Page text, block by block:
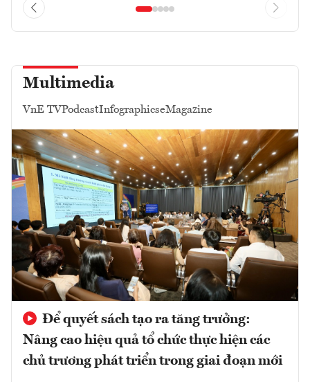
Multimedia
VnE TVPodcastInfographicseMagazine
Để quyết sách tạo ra tăng trưởng:
Nâng cao hiệu quả tổ chức thực hiện các
chủ trương phát triển trong giai đoạn mới